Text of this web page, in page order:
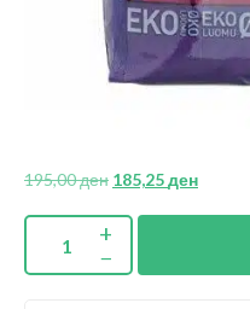
195,00ден 185,25ден